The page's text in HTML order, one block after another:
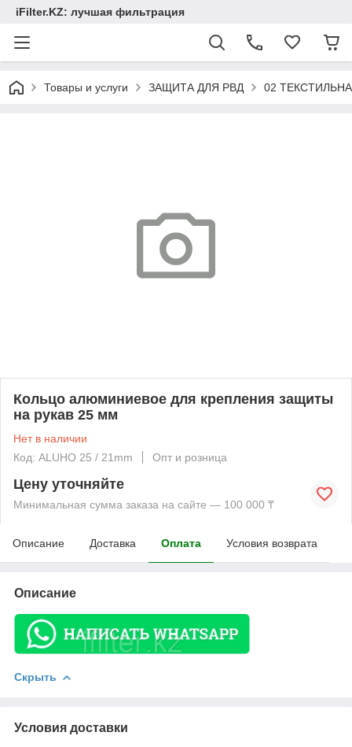
iFilter.KZ: лучшая фильтрация
Товары и услуги ЗАЩИТА ДЛЯ РВД 02
Кольцо алюминиевое для крепления защиты
на рукав 25 мм
Нет в наличии
Код: ALUHO 25 / 21mm
Опт и розница
Цену уточняйте
Минимальная сумма заказа на сайте — 100 000 ₸
Описание Доставка Оплата Условия возврата
Описание
Скрыть
Условия доставки